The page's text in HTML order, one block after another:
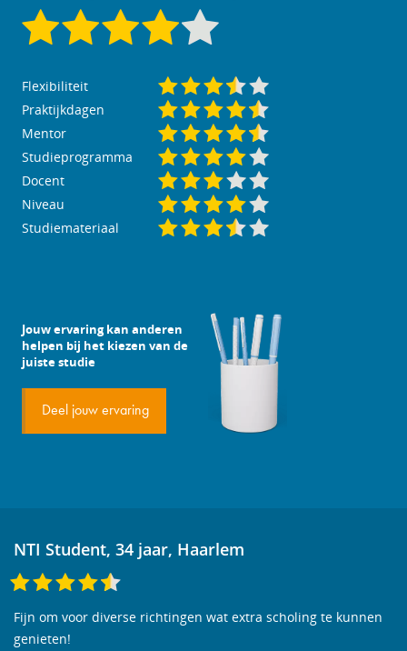
Flexibiliteit
Praktijkdagen
Mentor
Studieprogramma
Docent
Niveau
Studiemateriaal
Jouw ervaring kan anderen
helpen bij het kiezen van de
juiste studie
Deel jouw ervaring
NTI Student, 34 jaar, Haarlem
Fijn om voor diverse richtingen wat extra scholing te kunnen
genieten!